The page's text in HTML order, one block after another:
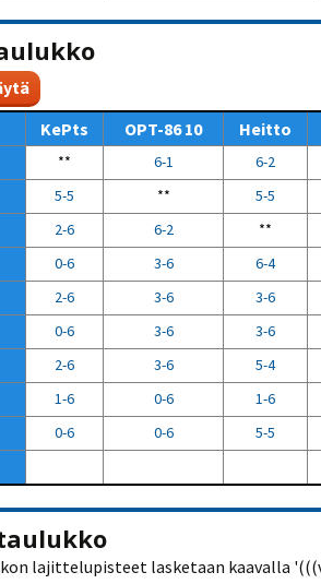
KePts
OPT-86 10 Heitto
** 6-1 6-2
5-5 ** 5-5
2-6 6-2 **
0-6 3-6 6-4
2-6 3-6 3-6
0-6 3-6 3-6
2-6 3-6 5-4
1-6 0-6 1-6
0-6 0-6 5-5
lajittelupisteet lasketaan kaavalla